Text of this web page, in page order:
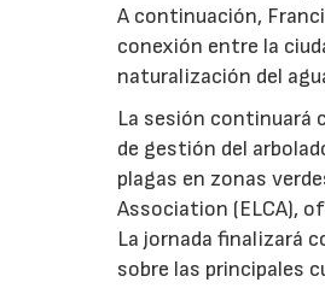
A continuación,
conexión entre la
naturalización del
La sesión continuará
de gestión del
plagas en zonas
Association (ELCA),
La jornada finalizará
sobre las principales